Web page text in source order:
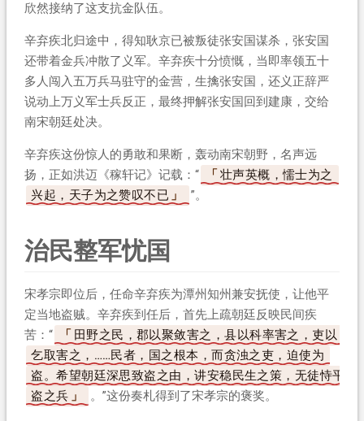
欣然接纳了这支抗金队伍。
辛弃疾北归途中，得知耿京已被叛徒张安国谋杀，张安国
还带着金兵冲散了义军。辛弃疾十分愤慨，当即率领五十
多人闯入五万兵马驻守的金营，生擒张安国，还义正辞严
说动上万义军士兵反正，最终押解张安国回到建康，交给
南宋朝廷处决。
辛弃疾这份惊人的勇敢和果断，轰动南宋朝野，名声远
扬，正如洪迈《稼轩记》记载：“
壮声英概，懦士为之
兴起，天子为之赞叹不已
”。
治民整军忧国
宋孝宗即位后，任命辛弃疾为潭州知州兼安抚使，让他平
定当地盗贼。辛弃疾到任后，首先上疏朝廷反映民间疾
苦：“
田野之民，郡以聚敛害之，县以科率害之，吏以
乞取害之，……民者，国之根本，而贪浊之吏，迫使为
盗。希望朝廷深思致盗之由，讲安稳民生之策，无徒恃平
盗之兵
。”这份奏札得到了宋孝宗的褒奖。